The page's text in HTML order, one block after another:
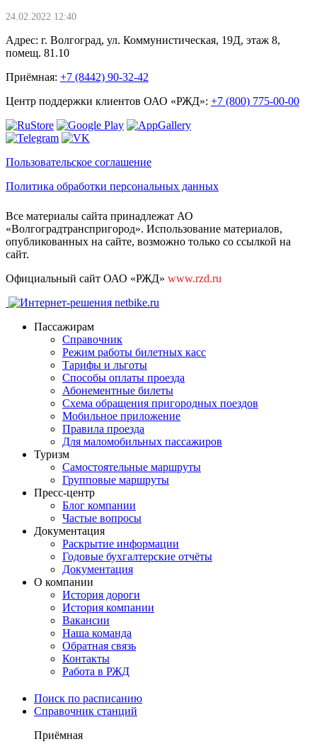
24.02.2022 12:40
Адрес: г. Волгоград, ул. Коммунистическая, 19Д, этаж 8,
помещ. 81.10
Приёмная: +7 (8442) 90-32-42
Центр поддержки клиентов ОАО «РЖД»: +7 (800) 775-00-00
Пользовательское соглашение
Политика обработки персональных данных
Все материалы сайта принадлежат АО
«Волгоградтранспригород». Использование материалов,
опубликованных на сайте, возможно только со ссылкой на
сайт.
Официальный сайт ОАО «РЖД» www.rzd.ru
Пассажирам
Справочник
Режим работы билетных касс
Тарифы и льготы
Способы оплаты проезда
Абонементные билеты
Схема обращения пригородных поездов
Мобильное приложение
Правила проезда
Для маломобильных пассажиров
Туризм
Самостоятельные маршруты
Групповые маршруты
Пресс-центр
Блог компании
Частые вопросы
Документация
Раскрытие информации
Годовые бухгалтерские отчёты
Документация
О компании
История дороги
История компании
Вакансии
Наша команда
Обратная связь
Контакты
Работа в РЖД
Поиск по расписанию
Справочник станций
Приёмная